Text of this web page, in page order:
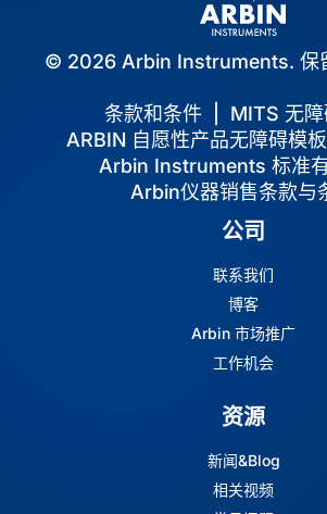
© 2026 Arbin Instruments. 保
条款和条件
MITS 无障
ARBIN 自愿性产品无障碍模
Arbin Instruments 标准
Arbin仪器销售条款与
公司
联系我们
博客
Arbin 市场推广
工作机会
资源
新闻&Blog
相关视频